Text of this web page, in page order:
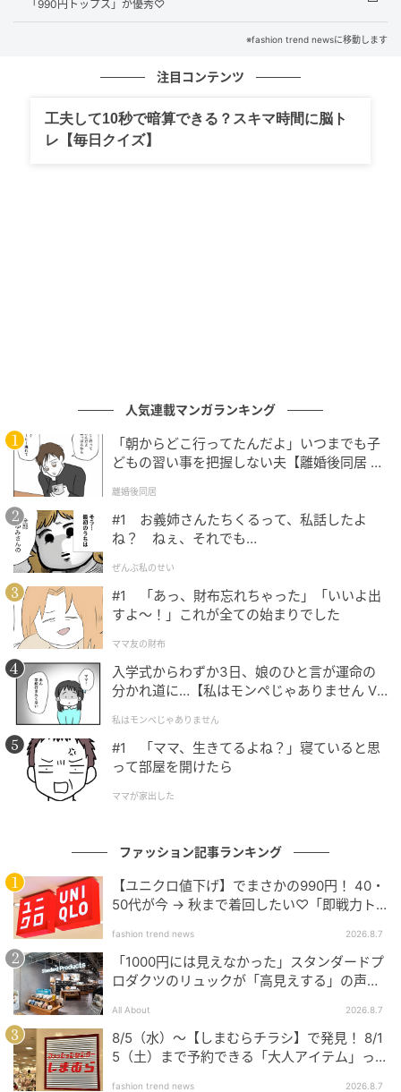
合わせ、落ち着いたアースカラーコーデに仕上げてい
ます。ベルトでウエストをマークすれば自然とスタイ
ルアップして見え、すっきりとした印象に。
上品な抜け感が漂う大人のシアースタイル
出典：GU
「990円トップス」が優秀♡
※fashion trend newsに移動します
注目コンテンツ
工夫して10秒で暗算できる？スキマ時間に脳ト
レ【毎日クイズ】
人気連載マンガランキング
「朝からどこ行ってたんだよ」いつまでも子
どもの習い事を把握しない夫【離婚後同居 Vo
離婚後同居
#1 お義姉さんたちくるって、私話したよ
ね？ ねぇ、それでも…
ぜんぶ私のせい
#1 「あっ、財布忘れちゃった」「いいよ出
すよ〜！」これが全ての始まりでした
ママ友の財布
入学式からわずか3日、娘のひと言が運命の
分かれ道に…【私はモンペじゃありません Vo
私はモンペじゃありません
#1 「ママ、生きてるよね？」寝ていると思
って部屋を開けたら
ママが家出した
ファッション記事ランキング
【ユニクロ値下げ】でまさかの990円！ 40・
50代が今 → 秋まで着回したい♡「即戦力ト
fashion trend news 2026.8.7
「1000円には見えなかった」スタンダードプ
ロダクツのリュックが「高見えする」の声。
All About 2026.8.7
8/5（水）〜【しまむらチラシ】で発見！ 8/1
5（土）まで予約できる「大人アイテム」っ
fashion trend news 2026.8.7